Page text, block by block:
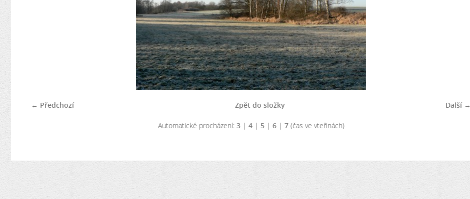
← Předchozí Další →
Zpět do složky
Automatické procházení: 3| 4| 5| 6| 7(čas ve vteřinách)